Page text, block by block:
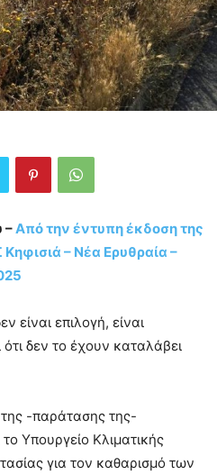
–Από την έντυπη έκδοση της
– Νέα Ερυθραία –
είναι επιλογή, είναι
δεν το έχουν καταλάβει
-παράτασης της-
Υπουργείο Κλιματικής
για τον καθαρισμό των